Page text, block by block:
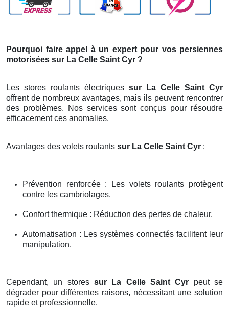
Pourquoi faire appel à un expert pour vos persiennes
motorisées sur La Celle Saint Cyr ?
Les stores roulants électriques sur La Celle Saint Cyr
offrent de nombreux avantages, mais ils peuvent rencontrer
des problèmes. Nos services sont conçus pour résoudre
efficacement ces anomalies.
Avantages des volets roulants sur La Celle Saint Cyr :
Prévention renforcée : Les volets roulants protègent
contre les cambriolages.
Confort thermique : Réduction des pertes de chaleur.
Automatisation : Les systèmes connectés facilitent leur
manipulation.
Cependant, un stores sur La Celle Saint Cyr peut se
dégrader pour différentes raisons, nécessitant une solution
rapide et professionnelle.